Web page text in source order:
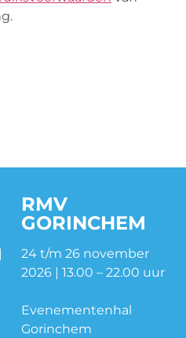
RMV
GORINCHEM
24 t/m 26 november
2026 | 13.00 – 22.00 uur
Evenementenhal
Gorinchem